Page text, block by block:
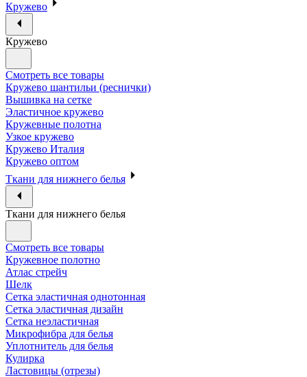
Кружево
Кружево
Смотреть все товары
Кружево шантильи (реснички)
Вышивка на сетке
Эластичное кружево
Кружевные полотна
Узкое кружево
Кружево Италия
Кружево оптом
Ткани для нижнего белья
Ткани для нижнего белья
Смотреть все товары
Кружевное полотно
Атлас стрейч
Шелк
Сетка эластичная однотонная
Сетка эластичная дизайн
Сетка неэластичная
Микрофибра для белья
Уплотнитель для белья
Кулирка
Ластовицы (отрезы)